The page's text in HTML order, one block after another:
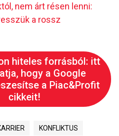
nem árt résen lenni:
a rossz
hiteles forrásból: itt
hogy a Google
a Piac&Profit
cikkeit!
KONFLIKTUS